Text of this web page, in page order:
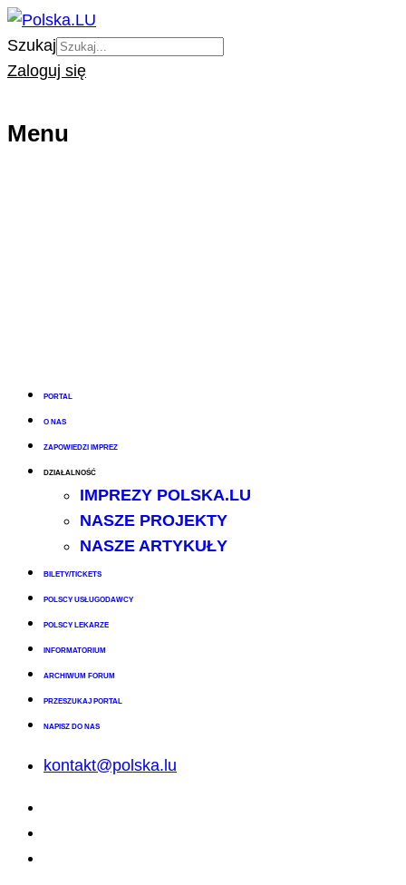
Szukaj
Zaloguj się
Menu
PORTAL
O NAS
ZAPOWIEDZI IMPREZ
DZIAŁALNOŚĆ
IMPREZY POLSKA.LU
NASZE PROJEKTY
NASZE ARTYKUŁY
BILETY/TICKETS
POLSCY USŁUGODAWCY
POLSCY LEKARZE
INFORMATORIUM
ARCHIWUM FORUM
PRZESZUKAJ PORTAL
NAPISZ DO NAS
kontakt@polska.lu